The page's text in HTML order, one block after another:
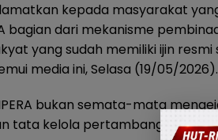
kepada masyarakat
bagian dari mekanisme
yang sudah memiliki ijin resmi
media ini, Selasa (19/05/2026).
bukan semata-mata
tata kelola pertambangan agar